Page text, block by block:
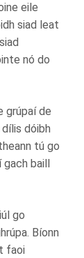
eile
siad leat
nó do
grúpaí de
dóibh
tú go
baill
go
Bíonn
faoi